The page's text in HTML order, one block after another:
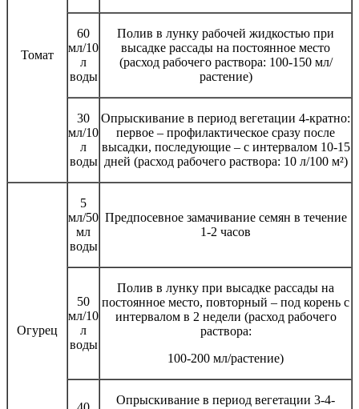
Томат
60
мл/10
л
воды
Полив в лунку рабочей жидкостью при
высадке рассады на постоянное место
(расход рабочего раствора: 100-150 мл/
растение)
30
мл/10
л
воды
Опрыскивание в период вегетации 4-кратно:
первое – профилактическое сразу после
высадки, последующие – с интервалом 10-15
дней (расход рабочего раствора: 10 л/100 м²)
Огурец
5
мл/50
мл
воды
Предпосевное замачивание семян в течение
1-2 часов
50
мл/10
л
воды
Полив в лунку при высадке рассады на
постоянное место, повторный – под корень с
интервалом в 2 недели (расход рабочего
раствора:
100-200 мл/растение)
Опрыскивание в период вегетации 3-4-